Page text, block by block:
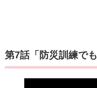
第7話「防災訓練で